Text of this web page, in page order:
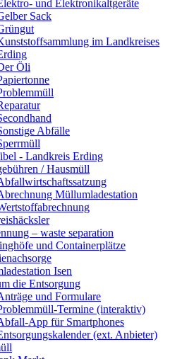
und Elektronikaltgeräte
Sack
im Landkreises
Öli
Abfälle
- Landkreis Erding
/ Hausmüll
Müllumladestation
– waste separation
und Containerplätze
Isen
die Entsorgung
und Formulare
Termine (interaktiv)
App für Smartphones
(ext. Anbieter)